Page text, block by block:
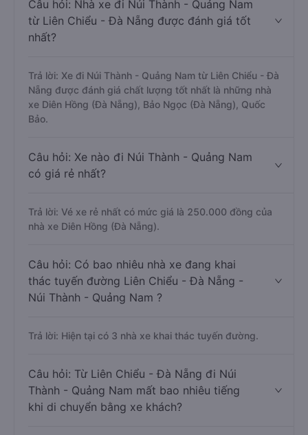
Câu hỏi: Nhà xe đi Núi Thành - Quảng Nam
từ Liên Chiểu - Đà Nẵng được đánh giá tốt
nhất?
Trả lời: Xe đi Núi Thành - Quảng Nam từ Liên Chiểu - Đà
Nẵng được đánh giá chất lượng tốt nhất là những nhà
xe Diên Hồng (Đà Nẵng), Bảo Ngọc (Đà Nẵng), Quốc
Bảo.
Câu hỏi: Xe nào đi Núi Thành - Quảng Nam
có giá rẻ nhất?
Trả lời: Vé xe rẻ nhất có mức giá là 250.000 đồng của
nhà xe Diên Hồng (Đà Nẵng).
Câu hỏi: Có bao nhiêu nhà xe đang khai
thác tuyến đường Liên Chiểu - Đà Nẵng -
Núi Thành - Quảng Nam ?
Trả lời: Hiện tại có 3 nhà xe khai thác tuyến đường.
Câu hỏi: Từ Liên Chiểu - Đà Nẵng đi Núi
Thành - Quảng Nam mất bao nhiêu tiếng
khi di chuyển bằng xe khách?